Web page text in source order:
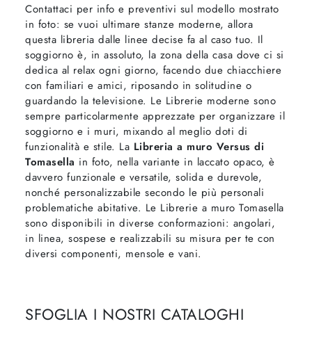
Contattaci per info e preventivi sul modello mostrato
in foto: se vuoi ultimare stanze moderne, allora
questa libreria dalle linee decise fa al caso tuo. Il
soggiorno è, in assoluto, la zona della casa dove ci si
dedica al relax ogni giorno, facendo due chiacchiere
con familiari e amici, riposando in solitudine o
guardando la televisione. Le Librerie moderne sono
sempre particolarmente apprezzate per organizzare il
soggiorno e i muri, mixando al meglio doti di
funzionalità e stile. La Libreria a muro Versus di
Tomasella in foto, nella variante in laccato opaco, è
davvero funzionale e versatile, solida e durevole,
nonché personalizzabile secondo le più personali
problematiche abitative. Le Librerie a muro Tomasella
sono disponibili in diverse conformazioni: angolari,
in linea, sospese e realizzabili su misura per te con
diversi componenti, mensole e vani.
SFOGLIA I NOSTRI CATALOGHI